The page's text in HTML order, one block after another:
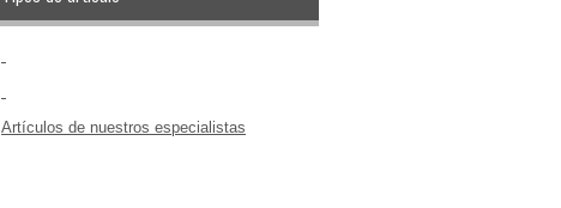
Artículos de nuestros especialistas